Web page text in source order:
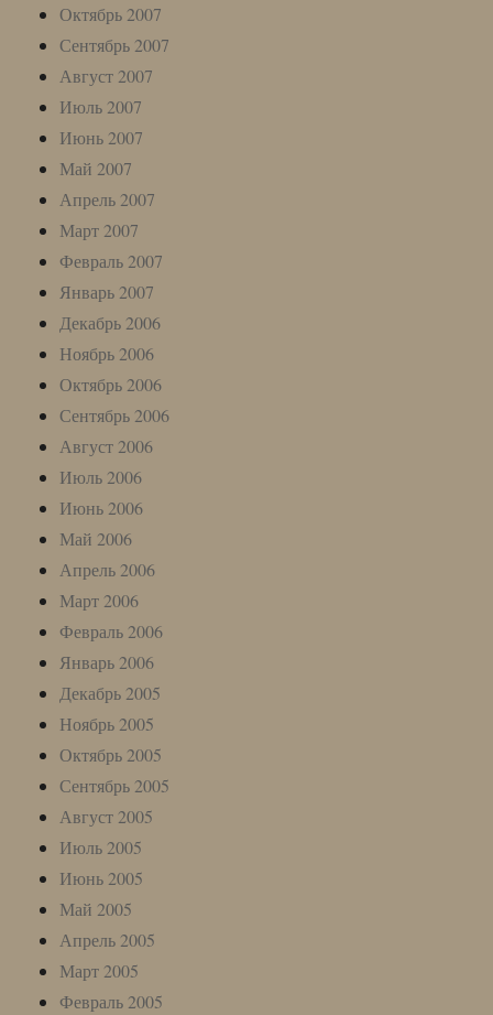
Октябрь 2007
Сентябрь 2007
Август 2007
Июль 2007
Июнь 2007
Май 2007
Апрель 2007
Март 2007
Февраль 2007
Январь 2007
Декабрь 2006
Ноябрь 2006
Октябрь 2006
Сентябрь 2006
Август 2006
Июль 2006
Июнь 2006
Май 2006
Апрель 2006
Март 2006
Февраль 2006
Январь 2006
Декабрь 2005
Ноябрь 2005
Октябрь 2005
Сентябрь 2005
Август 2005
Июль 2005
Июнь 2005
Май 2005
Апрель 2005
Март 2005
Февраль 2005